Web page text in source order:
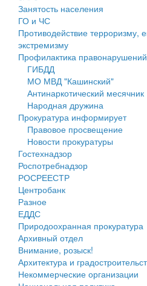
Оценка регулирующего
Деятельность МУ
Нормативы
Правила землепользования и
Генеральные планы
Проекты планировки
Собрание депутатов
Городское поселение
Сельские поселения
Занятость населения
ГО и ЧС
Противодействие терроризму,
экстремизму
Профилактика правонарушений
ГИБДД
МО МВД "Кашинский"
Антинаркотический месячник
Народная дружина
Прокуратура информирует
Правовое просвещение
Новости прокуратуры
Гостехнадзор
Роспотребнадзор
РОСРЕЕСТР
Центробанк
Разное
ЕДДС
Природоохранная прокуратура
Архивный отдел
Внимание, розыск!
Архитектура и
Некоммерческие организации